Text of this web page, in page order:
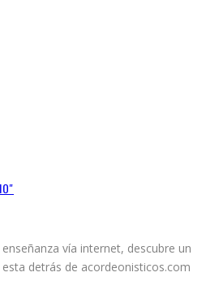
vía internet, descubre un
detrás de acordeonisticos.com